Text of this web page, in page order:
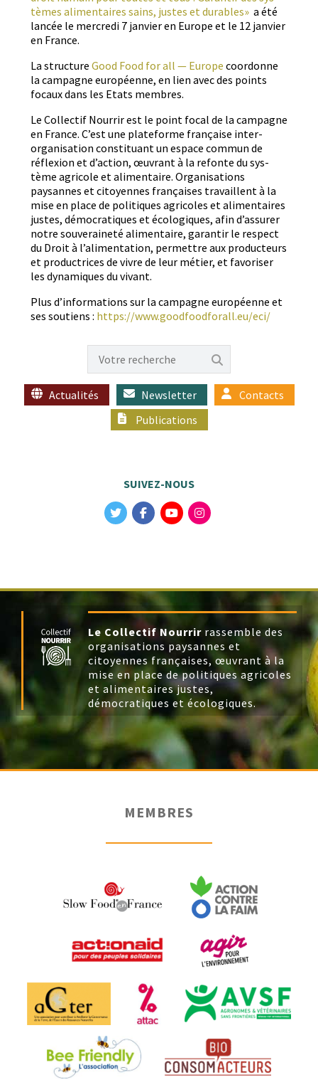
tèmes ali­men­taires sains, justes et durables»a été
lancée le mer­cre­di 7 jan­vi­er en Europe et le 12 jan­vi­er
en France.
La struc­ture Good Food for all — Europe coor­donne
la cam­pagne européenne, en lien avec des points
focaux dans les Etats membres.
Le Col­lec­tif Nour­rir est le point focal de la cam­pagne
en France. C’est une plate­forme française inter-
organ­i­sa­tion con­sti­tu­ant un espace com­mun de
réflex­ion et d’action, œuvrant à la refonte du sys­
tème agri­cole et ali­men­taire. Organ­i­sa­tions
paysannes et citoyennes français­es tra­vail­lent à la
mise en place de poli­tiques agri­coles et ali­men­taires
justes, démoc­ra­tiques et écologiques, afin d’assurer
notre sou­veraineté ali­men­taire, garan­tir le respect
du Droit à l’alimentation, per­me­t­tre aux pro­duc­teurs
et pro­duc­tri­ces de vivre de leur méti­er, et favoris­er
les dynamiques du vivant.
Plus d’informations sur la cam­pagne européenne et
ses sou­tiens : https://www.goodfoodforall.eu/eci/
Actualités Newsletter
Contacts
Publications
SUIVEZ-NOUS
Le Collectif Nourrir rassemble des
organisations paysannes et
citoyennes françaises, œuvrant à la
mise en place de politiques agricoles
et alimentaires justes,
démocratiques et écologiques.
MEMBRES